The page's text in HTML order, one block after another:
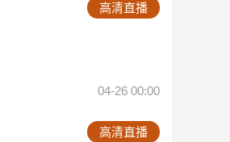
高清直播
04-26 00:00
高清直播